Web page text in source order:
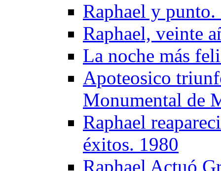
Raphael y punto.
Raphael, veinte
La noche más
Apoteosico
Monumental de
Raphael
éxitos. 1980
Raphael Actuó